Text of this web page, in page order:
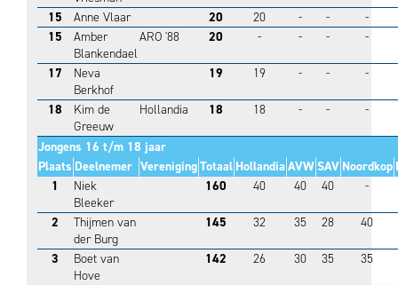
15
Anne Vlaar 20 20 - -
-
15
Amber
Blankendael
ARO '88 20 - - - -
17
Neva
Berkhof
19 19 - - -
18
Kim de
Greeuw
Hollandia 18 18 - - -
Jongens 16 t/m 18 jaar
Plaats Deelnemer VerenigingTotaal Hollandia AVWSAV Noordkop
1
Niek
Bleeker
160 40 40 40 -
2
Thijmen van
der Burg
145 32 35 28 40
3
Boet van
Hove
142 26 30 35 35